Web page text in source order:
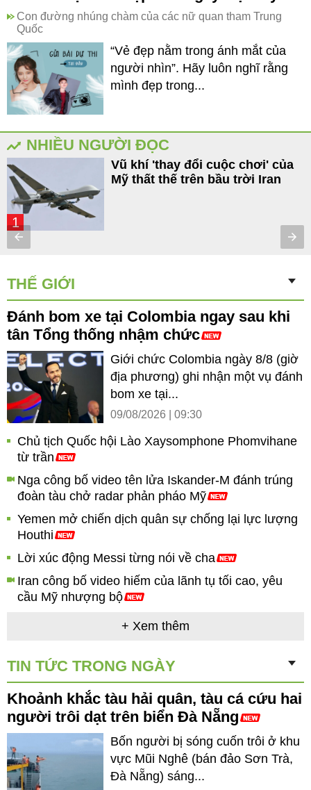
Con đường nhúng chàm của các nữ quan tham Trung
Quốc
“Vẻ đẹp nằm trong ánh mắt của
người nhìn”. Hãy luôn nghĩ rằng
mình đẹp trong...
NHIỀU NGƯỜI ĐỌC
1
Vũ khí 'thay đổi cuộc chơi' của
Mỹ thất thế trên bầu trời Iran
THẾ GIỚI
Đánh bom xe tại Colombia ngay sau khi
tân Tổng thống nhậm chức
Giới chức Colombia ngày 8/8 (giờ
địa phương) ghi nhận một vụ đánh
bom xe tại...
09/08/2026 | 09:30
Chủ tịch Quốc hội Lào Xaysomphone Phomvihane
từ trần
Nga công bố video tên lửa Iskander-M đánh trúng
đoàn tàu chở radar phản pháo Mỹ
Yemen mở chiến dịch quân sự chống lại lực lượng
Houthi
Lời xúc động Messi từng nói về cha
Iran công bố video hiếm của lãnh tụ tối cao, yêu
cầu Mỹ nhượng bộ
+ Xem thêm
TIN TỨC TRONG NGÀY
Khoảnh khắc tàu hải quân, tàu cá cứu hai
người trôi dạt trên biển Đà Nẵng
Bốn người bị sóng cuốn trôi ở khu
vực Mũi Nghê (bán đảo Sơn Trà,
Đà Nẵng) sáng...